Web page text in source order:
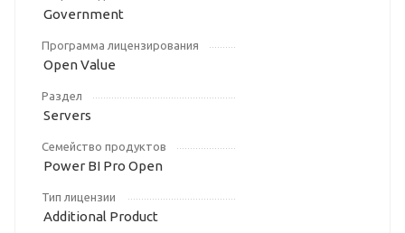
Government
Программа лицензирования
Open Value
Раздел
Servers
Семейство продуктов
Power BI Pro Open
Тип лицензии
Additional Product